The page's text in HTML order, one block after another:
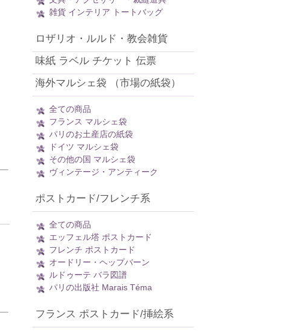
雑貨 インテリア トートバッグ
ロザリオ・ルルド・教会雑貨
味紙 ラベル チケット 伝票
海外マルシェ袋 （市場の紙袋）
全ての商品
フランス マルシェ袋
パリのお土産店の紙袋
ドイツ マルシェ袋
その他の国 マルシェ袋
ヴィンテージ・アンティーク
ポストカード/フレンチ系
全ての商品
エッフェル塔 ポストカード
フレンチ ポストカード
オードリー・ヘップバーン
ルドゥーテ バラ図譜
パリの出版社 Marais Téma
フランス ポストカード/挿絵系